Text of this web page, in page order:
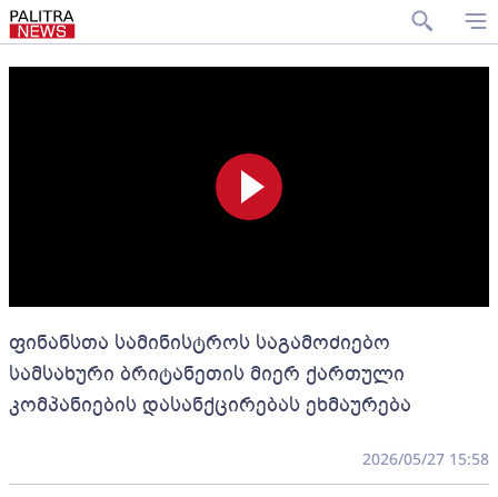
ფინანსთა სამინისტროს საგამოძიებო
სამსახური ბრიტანეთის მიერ ქართული
კომპანიების დასანქცირებას ეხმაურება
2026/05/27 15:58